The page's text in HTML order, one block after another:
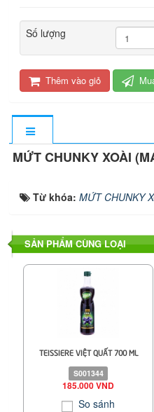
Số lượng
Thêm vào giỏ
MỨT CHUNKY XOÀI
Từ khóa: MỨT CHUNKY
SẢN PHẨM CÙNG LOẠI
TEISSIERE VIỆT QUẤT 700 ML
S001344
185.000 VND
So sánh